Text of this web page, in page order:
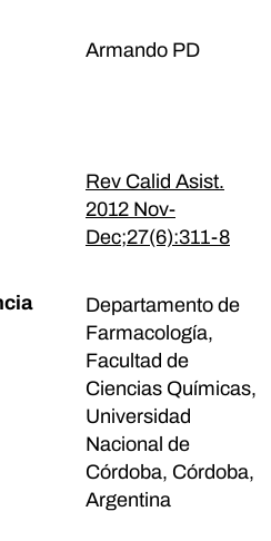
Armando PD
Rev Calid Asist.
2012 Nov-
Dec;27(6):311-8
Departamento de
Farmacología,
Facultad de
Ciencias Químicas,
Universidad
Nacional de
Córdoba, Córdoba,
Argentina